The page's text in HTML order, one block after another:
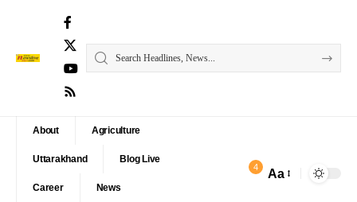
About Agriculture
Uttarakhand Blog Live
Career News
4 Aa